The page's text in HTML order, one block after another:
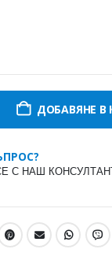
ДОБАВЯНЕ
С НАШ